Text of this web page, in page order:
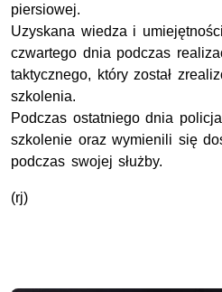
piersiowej.
Uzyskana wiedza i
czwartego dnia podczas
taktycznego, który został
szkolenia.
Podczas ostatniego dnia
szkolenie oraz wymienili się
podczas swojej służby.
(rj)